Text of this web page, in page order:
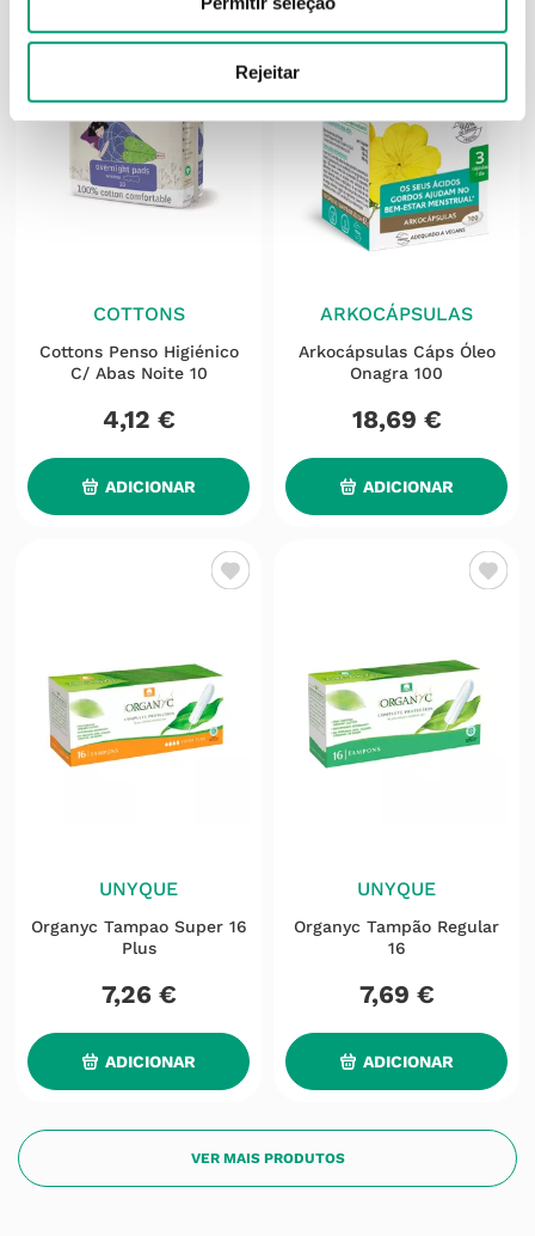
Rejeitar
COTTONS
Cottons Penso Higiénico
C/ Abas Noite 10
4,12 €
ADICIONAR
ARKOCÁPSULAS
Arkocápsulas Cáps Óleo
Onagra 100
18,69 €
ADICIONAR
UNYQUE
Organyc Tampao Super 16
Plus
7,26 €
ADICIONAR
UNYQUE
Organyc Tampão Regular
16
7,69 €
ADICIONAR